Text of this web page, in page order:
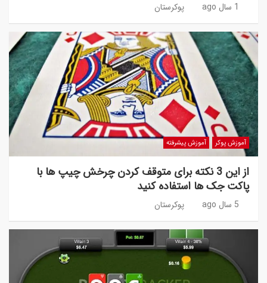
1 سال ago پوکرستان
آموزش پوکر آموزش پیشرفته
از این 3 نکته برای متوقف کردن چرخش چیپ ها با
پاکت جک ها استفاده کنید
5 سال ago پوکرستان